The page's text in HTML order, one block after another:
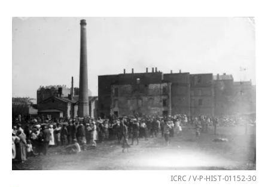
ICRC / V-P-HIST-01152-30